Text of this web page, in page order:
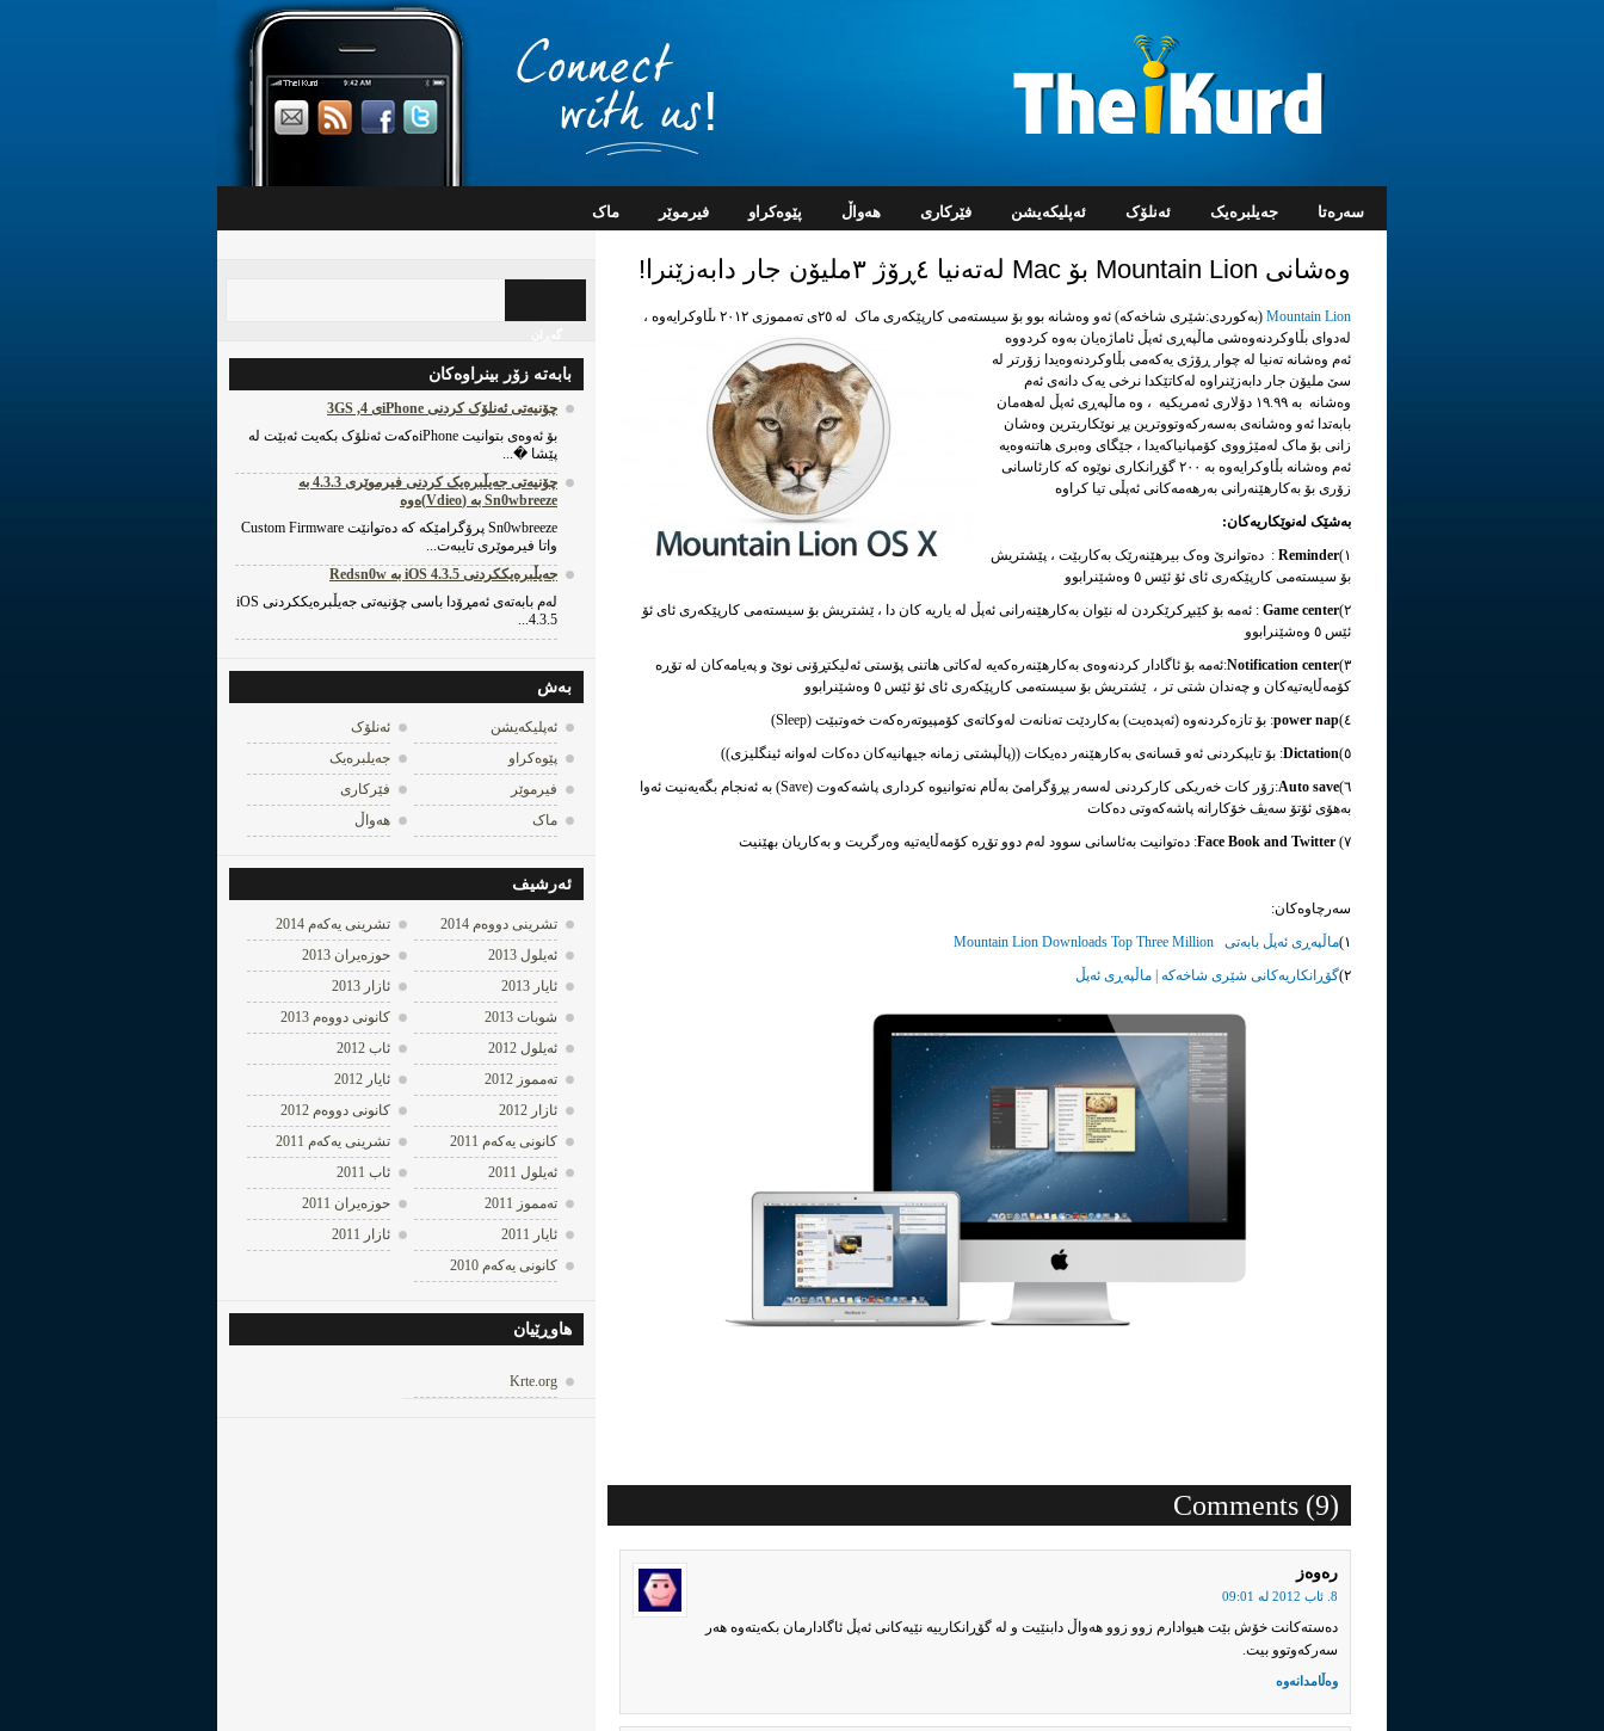
سه‌ره‌تا جه‌یلبره‌یک ئه‌نلۆک ئه‌پلیکه‌یشن فێرکاری هه‌واڵ پێوه‌کراو فیرموێر ماک
وەشانی Mountain Lion بۆ Mac لەتەنیا ٤ڕۆژ ٣ملیۆن جار دابەزێنرا!
Mountain Lion
(بەکوردی:شێری شاخەکە) ئەو وەشانە بوو بۆ سیستەمی کارپێکەری ماک لە ٢٥ی تەمموزی ٢٠١٢ ىڵاوکرایەوە ،
لەدوای بڵاوکردنەوەشی ماڵپەڕی ئەپڵ ئاماژەیان بەوە کردووە
ئەم وەشانە تەنیا لە چوار ڕۆژی یەکەمی بڵاوکردنەوەیدا زۆرتر لە
سێ ملیۆن جار دابەزێنراوە لەکاتێکدا نرخی یەک دانەی ئەم
وەشانە بە ١٩.٩٩ دۆلاری ئەمریکیە ، وە ماڵپەڕی ئەپڵ لەهەمان
بابەتدا ئەو وەشانەی بەسەرکەوتووترین پڕ نوێکاریترین وەشان
زانی بۆ ماک لەمێژووی کۆمپانیاکەیدا ، جێگای وەبری هاتنەوەیە
ئەم وەشانە بڵاوکرایەوە بە ٢٠٠ گۆڕانکاری نوێوە کە کارئاسانی
زۆری بۆ بەکارهێنەرانی بەرهەمەکانی ئەپڵی تیا کراوە
بەشێک لەنوێکاریەکان:
١) Reminder : دەتوانرێ وەک بیرهێنەرێک بەکاربێت ، پێشتریش
بۆ سیستەمی کارپێکەری ئای ئۆ ئێس ٥ وەشێنرابوو
٢)
Game center
: ئەمە بۆ کێبڕکرێکردن لە نێوان بەکارهێنەرانی ئەپڵ لە یاریە کان دا ، ێشتریش بۆ سیستەمی کارپێکەری ئای ئۆ
ئێس ٥ وەشێنرابوو
٣)
Notification center
:ئەمە بۆ ئاگادار کردنەوەی بەکارهێنەرەکەیە لەکاتی هاتنی پۆستی ئەلیکتڕۆنی نوێ و پەیامەکان لە تۆڕە
کۆمەڵایەتیەکان و چەندان شتی تر ، ێشتریش بۆ سیستەمی کارپێکەری ئای ئۆ ئێس ٥ وەشێنرابوو
٤)
power nap
: بۆ تازەکردنەوە (ئەپدەیت) بەکاردێت تەنانەت لەوکاتەی کۆمپیوتەرەکەت خەوتبێت (Sleep)
٥) Dictation: بۆ تایپکردنی ئەو قسانەی بەکارهێنەر دەیکات ((پاڵپشتی زمانە جیهانیەکان دەکات لەوانە ئینگلیزی))
٦) Auto save
:زۆر کات خەریکی کارکردنی لەسەر پڕۆگرامێ بەڵام نەتوانیوە کرداری پاشەکەوت (Save) بە ئەنجام بگەیەنیت ئەوا
بەهۆی ئۆتۆ سەیڤ خۆکارانە پاشەکەوتی دەکات
٧) Face Book and Twitter: دەتوانیت بەئاسانی سوود لەم دوو تۆڕە کۆمەڵایەتیە وەرگریت و بەکاریان بهێنیت
سەرچاوەکان:
١) ماڵپەڕی ئەپڵ بابەتی Mountain Lion Downloads Top Three Million
٢) گۆڕانکاریەکانی شێری شاخەکە | ماڵپەڕی ئەپڵ
(9) Comments
رەوەز
8. ئاب 2012 له‌ 09:01
دەستەکانت خۆش بێت هیوادارم زوو زوو هەواڵ دابنێیت و لە گۆڕانکارییە نێیەکانی ئەپڵ ئاگادارمان بکەیتەوە هەر
سەرکەوتوو بیت.
وەڵامدانەوە
بابه‌ته‌ زۆر بینراوه‌کان
چۆنیه‌تی ئه‌نلۆک کردنی iPhoneی 4, 3GS
بۆ ئه‌وه‌ی بتوانیت iPhoneه‌که‌ت ئه‌نلۆک بکه‌یت ئه‌بێت له‌
پێشا �...
چۆنیه‌تی جه‌یڵبره‌یک کردنی فیرموێری 4.3.3 به‌
Sn0wbreeze به‌ (Vdieo)ه‌وه‌
Sn0wbreeze پرۆگرامێکه‌ که‌ ده‌توانێت Custom Firmware
واتا فیرموێری تایبه‌ت...
جه‌یڵبره‌یککردنی iOS 4.3.5 به‌ Redsn0w
له‌م بابه‌ته‌ی ئه‌مڕۆدا باسی چۆنیه‌تی جه‌یڵبره‌یککردنی iOS
4.3.5...
به‌ش
ئه‌پلیکه‌یشن
ئه‌نلۆک
پێوه‌کراو
جه‌یلبره‌یک
فیرموێر
فێرکاری
ماک
هه‌واڵ
ئه‌رشیف
تشرینی دووه‌م 2014
تشرینی یه‌كه‌م 2014
ئه‌یلول 2013
حوزه‌یران 2013
ئایار 2013
ئازار 2013
شوبات 2013
كانونی دووه‌م 2013
ئه‌یلول 2012
ئاب 2012
ته‌مموز 2012
ئایار 2012
ئازار 2012
كانونی دووه‌م 2012
كانونی یه‌كه‌م 2011
تشرینی یه‌كه‌م 2011
ئه‌یلول 2011
ئاب 2011
ته‌مموز 2011
حوزه‌یران 2011
ئایار 2011
ئازار 2011
كانونی یه‌كه‌م 2010
هاوڕێیان
Krte.org